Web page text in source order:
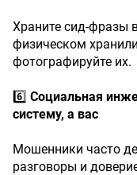
Храните сид-фразы
физическом
фотографируйте их.
6️⃣ Социальная
систему, а вас
Мошенники часто
разговоры и